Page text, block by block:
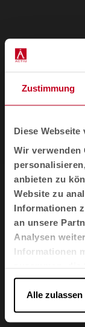
Zustimmung
Diese Webseite
Wir verwenden
anbieten zu
Website zu
Informationen
an unsere
Analysen
Informationen
zusammen,
die sie im
gesammelt
Alle zulassen